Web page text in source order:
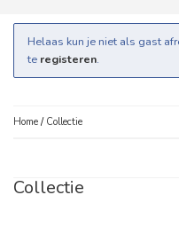
Helaas kun je niet als gast
te registeren.
Home / Collectie
Collectie